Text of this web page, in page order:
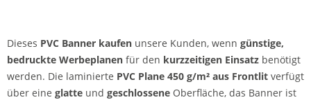
Dieses PVC Banner kaufen unsere Kunden, wenn günstige,
bedruckte Werbeplanen für den kurzzeitigen Einsatz benötigt
werden. Die laminierte PVC Plane 450 g/m² aus Frontlit verfügt
über eine glatte und geschlossene Oberfläche, das Banner ist